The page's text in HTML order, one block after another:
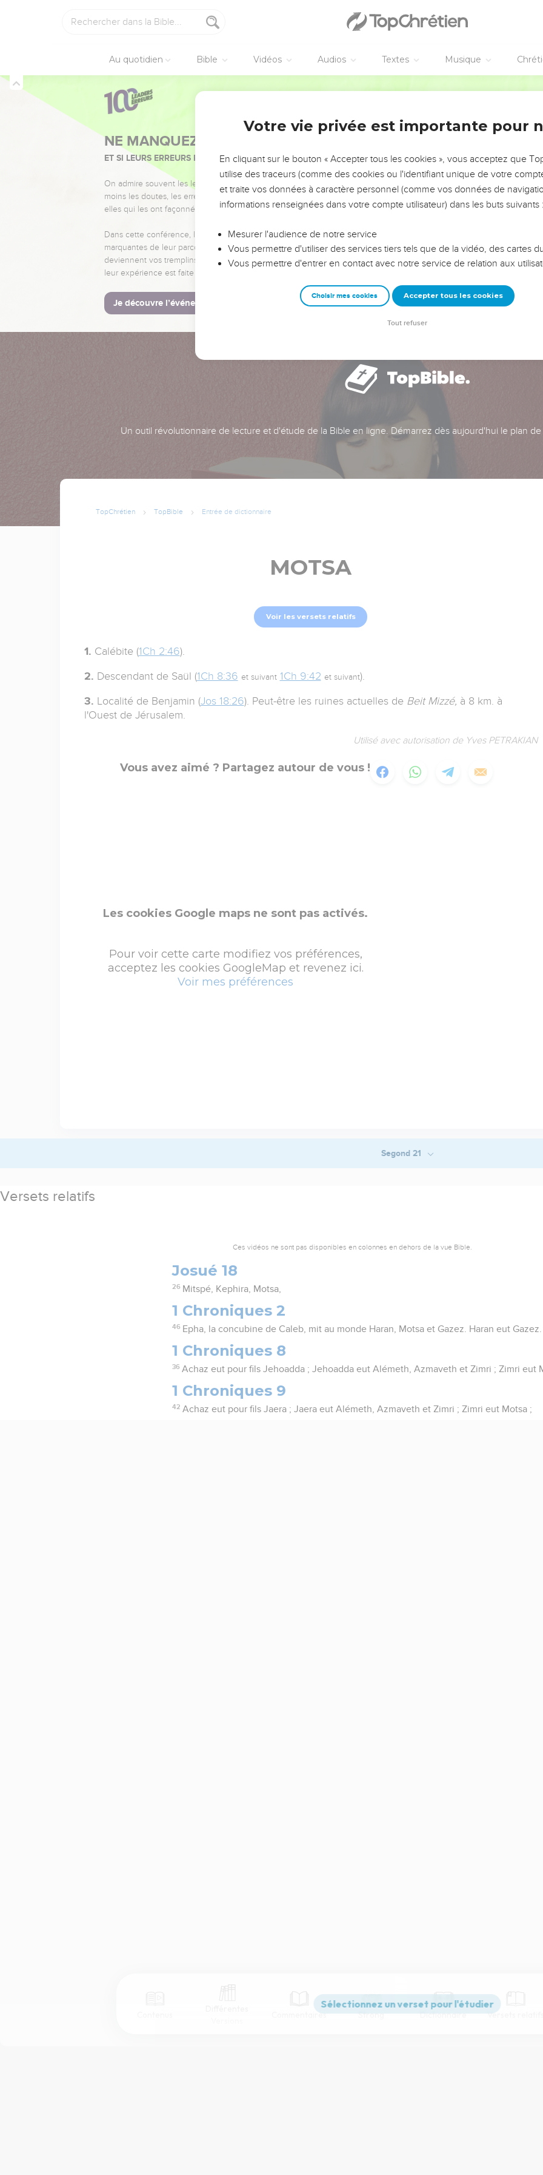
Au quotidien Bible Vidéos Audios Textes Musique
NE MANQUEZ PAS L’ÉVÉNEMENT DE L’ANNÉE !
ET SI LEURS ERREURS POUVAIENT VOUS ÉVITER LES VOTRES ?
On admire souvent les leaders pour leurs réussites, leur impact, leur foi ou leur vision. Mais on voit
moins les doutes, les erreurs et les saisons difficiles qu'ils ont traversés, alors même que ce sont
elles qui les ont façonnés.
Dans cette conférence, leaders, entrepreneurs, et responsables reviennent sur les erreurs
marquantes de leur parcours et les clés pour avancer avec plus de sagesse afin que leurs erreurs
deviennent vos tremplins. Que vous guidiez un ministère, une équipe, un groupe ou une famille,
leur expérience est faite pour vous.
Je découvre l’événement
Un outil révolutionnaire de lecture et d'étude de la Bible en ligne. Démarrez dès aujourd'hui le plan
TopChrétien TopBible Entrée de dictionnaire
MOTSA
Voir les versets relatifs
1. Calébite (1Ch 2:46).
2. Descendant de Saül (1Ch 8:36 et suivant 1Ch 9:42 et suivant).
3. Localité de Benjamin (Jos 18:26). Peut-être les ruines actuelles de Beit Mizzé, à 8 km. à
l'Ouest de Jérusalem.
Utilisé avec autorisation de Yves PETRAKIAN
Vous avez aimé ? Partagez autour de vous !
Les cookies Google maps ne sont pas activés.
Pour voir cette carte modifiez vos préférences,
acceptez les cookies GoogleMap et revenez ici.
Voir mes préférences
Commentaires Strong Dictionnaire Versets relatifs
Segond 21
Versets relatifs
Ces vidéos ne sont pas disponibles en colonnes en dehors de la vue Bible.
Josué 18
26 Mitspé, Kephira, Motsa,
1 Chroniques 2
46 Epha, la concubine de Caleb, mit au monde Haran, Motsa et Gazez. Haran eut Gazez.
1 Chroniques 8
36 Achaz eut pour fils Jehoadda ; Jehoadda eut Alémeth, Azmaveth et Zimri ; Zimri eut
1 Chroniques 9
42 Achaz eut pour fils Jaera ; Jaera eut Alémeth, Azmaveth et Zimri ; Zimri eut Motsa ;
Votre vie privée est importante pour
En cliquant sur le bouton « Accepter tous les cookies », vous acceptez que
utilise des traceurs (comme des cookies ou l'identifiant unique de votre
et traite vos données à caractère personnel (comme vos données de
informations renseignées dans votre compte utilisateur) dans les buts suivants :
Mesurer l'audience de notre service
Vous permettre d'utiliser des services tiers tels que de la vidéo, des cartes
Vous permettre d'entrer en contact avec notre service de relation aux
Choisir mes cookies Accepter tous les cookies
Tout refuser